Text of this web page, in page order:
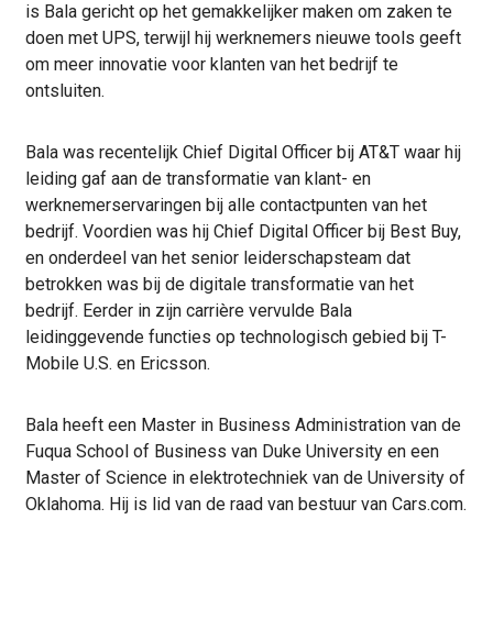
is Bala gericht op het gemakkelijker maken om zaken te
doen met UPS, terwijl hij werknemers nieuwe tools geeft
om meer innovatie voor klanten van het bedrijf te
ontsluiten.
Bala was recentelijk Chief Digital Officer bij AT&T waar hij
leiding gaf aan de transformatie van klant- en
werknemerservaringen bij alle contactpunten van het
bedrijf. Voordien was hij Chief Digital Officer bij Best Buy,
en onderdeel van het senior leiderschapsteam dat
betrokken was bij de digitale transformatie van het
bedrijf. Eerder in zijn carrière vervulde Bala
leidinggevende functies op technologisch gebied bij T-
Mobile U.S. en Ericsson.
Bala heeft een Master in Business Administration van de
Fuqua School of Business van Duke University en een
Master of Science in elektrotechniek van de University of
Oklahoma. Hij is lid van de raad van bestuur van Cars.com.